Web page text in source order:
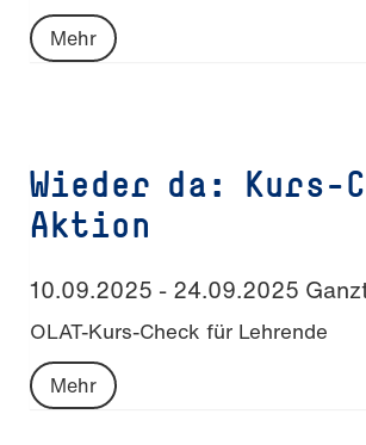
Mehr
Wieder da: Kurs-
Aktion
10.09.2025 - 24.09.2025
OLAT-Kurs-Check für Lehrende
Mehr